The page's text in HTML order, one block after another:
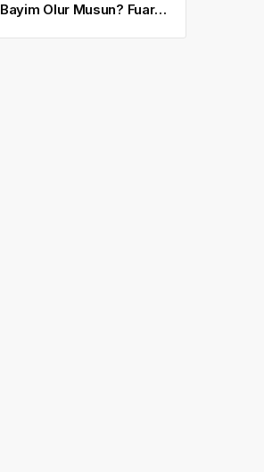
Bayim Olur Musun? Fuarı